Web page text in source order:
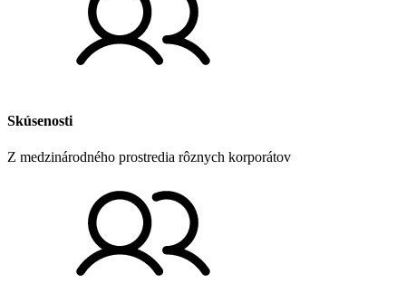
Skúsenosti
Z medzinárodného prostredia rôznych korporátov